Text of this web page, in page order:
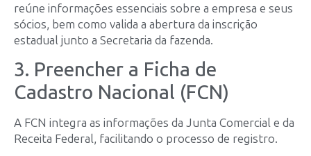
reúne informações essenciais sobre a empresa e seus
sócios, bem como valida a abertura da inscrição
estadual junto a Secretaria da fazenda.
3. Preencher a Ficha de
Cadastro Nacional (FCN)
A FCN integra as informações da Junta Comercial e da
Receita Federal, facilitando o processo de registro.